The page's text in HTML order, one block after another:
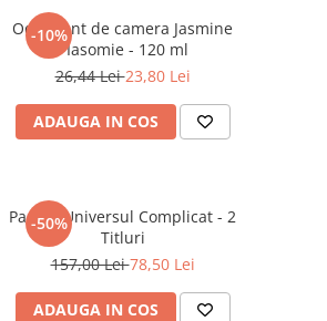
-10%
Odorizant de camera Jasmine
/ Iasomie - 120 ml
26,44 Lei23,80 Lei
ADAUGA IN COS
-50%
Pachet Universul Complicat - 2
Titluri
157,00 Lei78,50 Lei
ADAUGA IN COS